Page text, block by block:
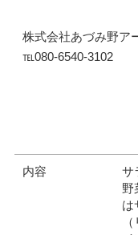
株式会社あづみ野ア
℡080-6540-3102
内容
サ
野
は